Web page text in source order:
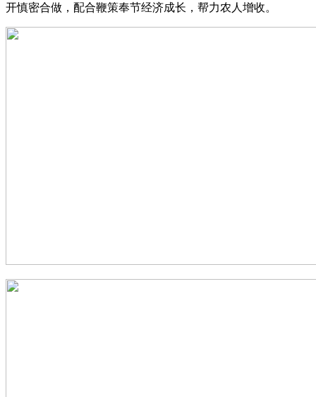
开慎密合做，配合鞭策奉节经济成长，帮力农人增收。